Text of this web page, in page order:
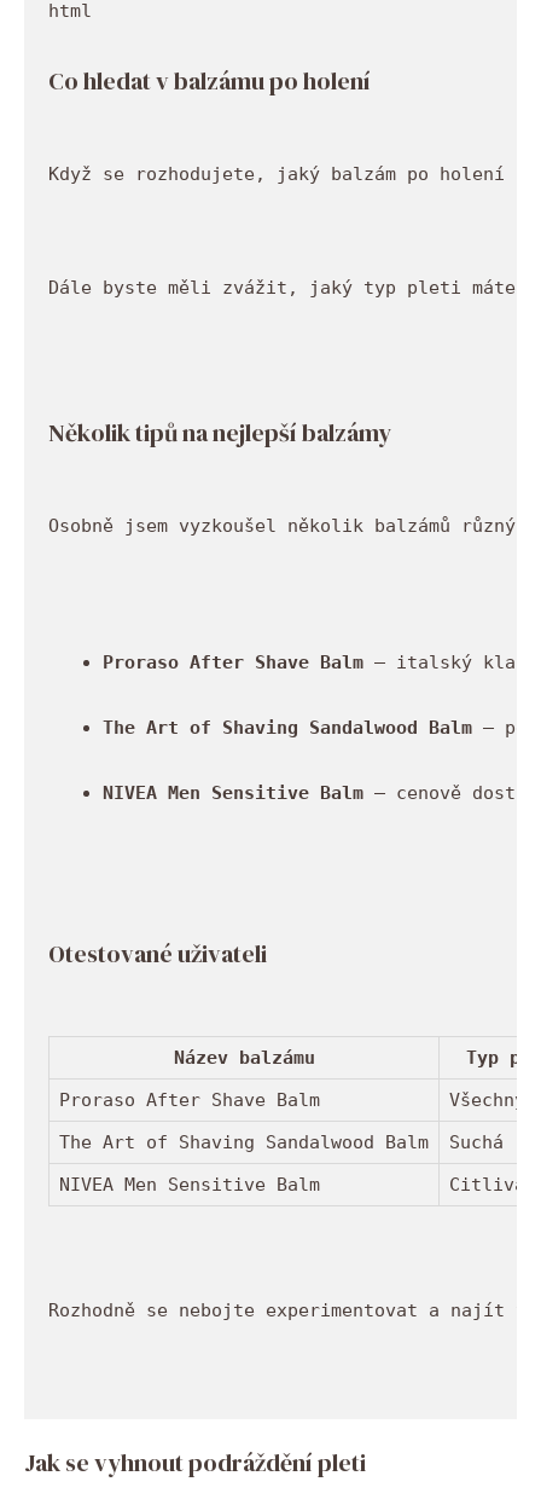
Co hledat v balzámu po holení
Když se rozhodujete, jaký balzám po
Dále byste měli zvážit, jaký typ pleti máte.
Několik tipů na nejlepší balzámy
Osobně jsem vyzkoušel několik balzámů
Proraso After Shave Balm – italský
The Art of Shaving Sandalwood Balm –
NIVEA Men Sensitive Balm – cenově
Otestované uživateli
Název balzámu
Typ
Proraso After Shave Balm
Všechny
The Art of Shaving Sandalwood Balm
Suchá
NIVEA Men Sensitive Balm
Citlivá
Rozhodně se nebojte experimentovat a najít
Jak se vyhnout podráždění pleti